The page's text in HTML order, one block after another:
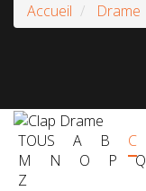
Accueil Drame
TOUS A B C
M
N O P Q
Z